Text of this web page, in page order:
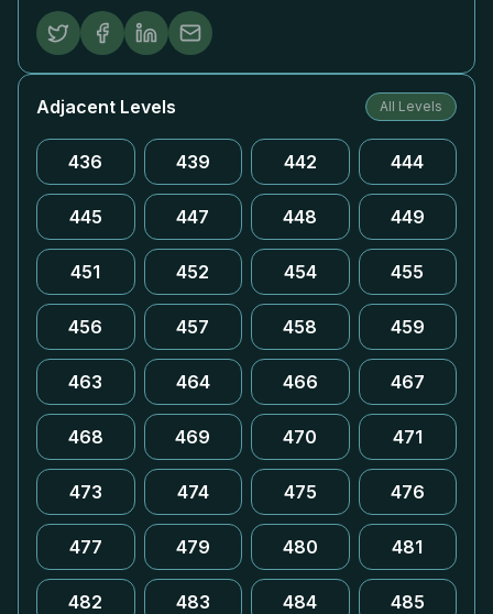
Adjacent Levels All Levels
436 439 442 444
445 447 448 449
451 452 454 455
456 457 458 459
463 464 466 467
468 469 470 471
473 474 475 476
477 479 480 481
482 483 484 485